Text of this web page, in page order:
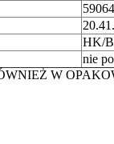
HK/
nie